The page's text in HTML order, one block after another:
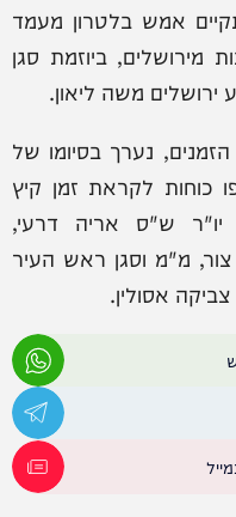
אמש בלטרון מעמד
מירושלים, ביוזמת סגן
משה ליאון.
נערך בסיומו של
כוחות לקראת זמן קיץ
ש"ס אריה דרעי,
צור, מ"מ וסגן ראש העיר
אסולין.